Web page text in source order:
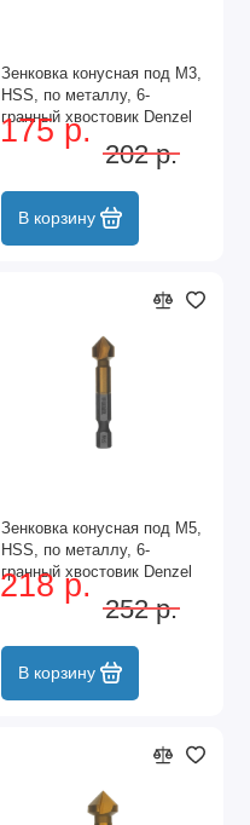
Зенковка конусная под М3,
HSS, по металлу, 6-
гранный хвостовик Denzel
175 р.
202 р.
В корзину
Зенковка конусная под М5,
HSS, по металлу, 6-
гранный хвостовик Denzel
218 р.
252 р.
В корзину